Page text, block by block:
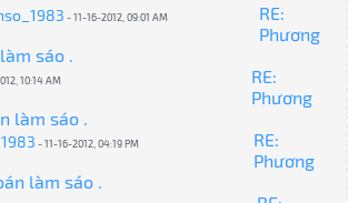
- 11-16-2012, 09:01 AM
RE:
Phương
sáo .
10:14 AM
RE:
Phương
làm sáo .
- 11-16-2012, 04:19 PM
RE:
Phương
làm sáo .